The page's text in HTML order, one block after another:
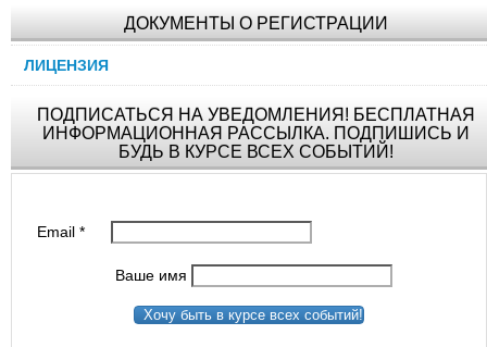
ДОКУМЕНТЫ О РЕГИСТРАЦИИ
ЛИЦЕНЗИЯ
ПОДПИСАТЬСЯ НА УВЕДОМЛЕНИЯ! БЕСПЛАТНАЯ
ИНФОРМАЦИОННАЯ РАССЫЛКА. ПОДПИШИСЬ И
БУДЬ В КУРСЕ ВСЕХ СОБЫТИЙ!
Email*
Ваше имя
Хочу быть в курсе всех событий!